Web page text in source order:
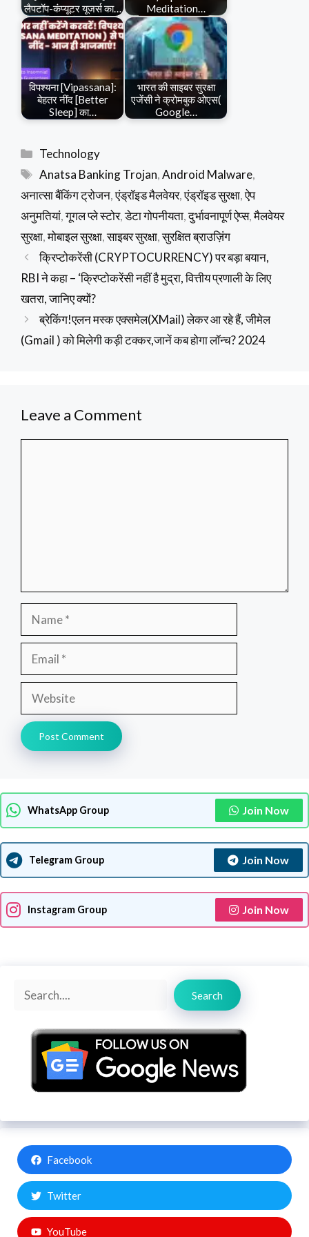
लैपटॉप-कंप्यूटर यूजर्स का…
Meditation…
विपश्यना [Vipassana]:
बेहतर नींद [Better
Sleep] का…
भारत की साइबर सुरक्षा
एजेंसी ने क्रोमबुक ओएस(
Google…
Categories
Technology
Tags
Anatsa Banking Trojan,Android Malware,
अनात्सा बैंकिंग ट्रोजन,एंड्रॉइड मैलवेयर,एंड्रॉइड सुरक्षा,ऐप
अनुमतियां,गूगल प्ले स्टोर,डेटा गोपनीयता,दुर्भावनापूर्ण ऐप्स,मैलवेयर
सुरक्षा,मोबाइल सुरक्षा,साइबर सुरक्षा,सुरक्षित ब्राउज़िंग
क्रिप्टोकरेंसी (CRYPTOCURRENCY) पर बड़ा बयान,
RBI ने कहा – ‘क्रिप्टोकरेंसी नहीं है मुद्रा, वित्तीय प्रणाली के लिए
खतरा, जानिए क्यों?
ब्रेकिंग!एलन मस्क एक्समेल(XMail) लेकर आ रहे हैं, जीमेल
(Gmail ) को मिलेगी कड़ी टक्कर,जानें कब होगा लॉन्च? 2024
Leave a Comment
WhatsApp Group Join Now
Telegram Group Join Now
Instagram Group Join Now
Search
Search
Facebook
Twitter
YouTube